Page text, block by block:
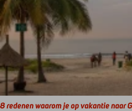
8 redenen waarom je op vakantie naar